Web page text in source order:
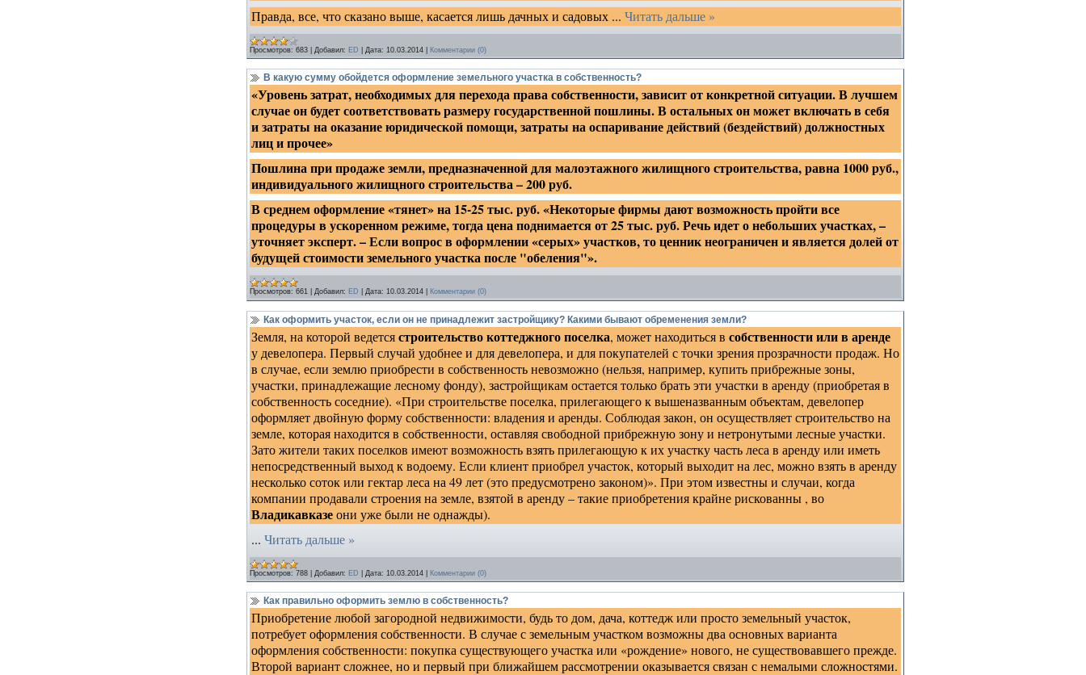
Правда, все, что сказано выше, касается лишь дачных и садовых ... Читать дальше »
Просмотров: 683 Добавил: ED Дата: 10.03.2014 Комментарии (0)
В какую сумму обойдется оформление земельного участка в собственность?
«Уровень затрат, необходимых для перехода права собственности, зависит от конкретной ситуации. В лучшем
случае он будет соответствовать размеру государственной пошлины. В остальных он может включать в себя
и затраты на оказание юридической помощи, затраты на оспаривание действий (бездействий) должностных
лиц и прочее»
Пошлина при продаже земли, предназначенной для малоэтажного жилищного строительства, равна 1000 руб.,
индивидуального жилищного строительства – 200 руб.
В среднем оформление «тянет» на 15-25 тыс. руб. «Некоторые фирмы дают возможность пройти все
процедуры в ускоренном режиме, тогда цена поднимается от 25 тыс. руб. Речь идет о небольших участках, –
уточняет эксперт. – Если вопрос в оформлении «серых» участков, то ценник неограничен и является долей от
будущей стоимости земельного участка после "обеления"».
Просмотров: 661 Добавил: ED Дата: 10.03.2014 Комментарии (0)
Как оформить участок, если он не принадлежит застройщику? Какими бывают обременения земли?
Земля, на которой ведетсястроительство коттеджного поселка, может находиться в собственности или в аренде
у девелопера. Первый случай удобнее и для девелопера, и для покупателей с точки зрения прозрачности продаж. Но
в случае, если землю приобрести в собственность невозможно (нельзя, например, купить прибрежные зоны,
участки, принадлежащие лесному фонду), застройщикам остается только брать эти участки в аренду (приобретая в
собственность соседние). «При строительстве поселка, прилегающего к вышеназванным объектам, девелопер
оформляет двойную форму собственности: владения и аренды. Соблюдая закон, он осуществляет строительство на
земле, которая находится в собственности, оставляя свободной прибрежную зону и нетронутыми лесные участки.
Зато жители таких поселков имеют возможность взять прилегающую к их участку часть леса в аренду или иметь
непосредственный выход к водоему. Если клиент приобрел участок, который выходит на лес, можно взять в аренду
несколько соток или гектар леса на 49 лет (это предусмотрено законом)». При этом известны и случаи, когда
компании продавали строения на земле, взятой в аренду – такие приобретения крайне рискованны , во
Владикавказеони уже были не однажды).
... Читать дальше »
Просмотров: 788 Добавил: ED Дата: 10.03.2014 Комментарии (0)
Как правильно оформить землю в собственность?
Приобретение любой загородной недвижимости, будь то дом, дача, коттедж или просто земельный участок,
потребует оформления собственности. В случае с земельным участком возможны два основных варианта
оформления собственности: покупка существующего участка или «рождение» нового, не существовавшего прежде.
Второй вариант сложнее, но и первый при ближайшем рассмотрении оказывается связан с немалыми сложностями.